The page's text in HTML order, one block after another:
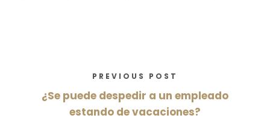
PREVIOUS POST
¿Se puede despedir a un empleado
estando de vacaciones?